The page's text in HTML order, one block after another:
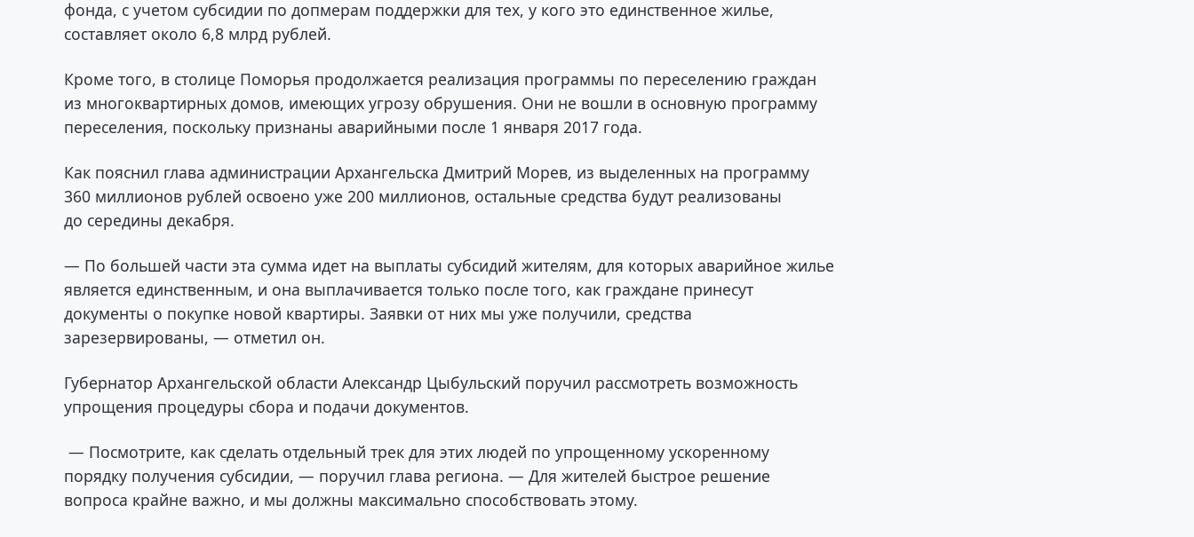
фонда, с учетом субсидии по допмерам поддержки для тех, у кого это единственное жилье,
составляет около 6,8 млрд рублей.
Кроме того, в столице Поморья продолжается реализация программы по переселению граждан
из многоквартирных домов, имеющих угрозу обрушения. Они не вошли в основную программу
переселения, поскольку признаны аварийными после 1 января 2017 года.
Как пояснил глава администрации Архангельска Дмитрий Морев, из выделенных на программу
360 миллионов рублей освоено уже 200 миллионов, остальные средства будут реализованы
до середины декабря.
— По большей части эта сумма идет на выплаты субсидий жителям, для которых аварийное жилье
является единственным, и она выплачивается только после того, как граждане принесут
документы о покупке новой квартиры. Заявки от них мы уже получили, средства
зарезервированы, — отметил он.
Губернатор Архангельской области Александр Цыбульский поручил рассмотреть возможность
упрощения процедуры сбора и подачи документов.
— Посмотрите, как сделать отдельный трек для этих людей по упрощенному ускоренному
порядку получения субсидии, — поручил глава региона. — Для жителей быстрое решение
вопроса крайне важно, и мы должны максимально способствовать этому.